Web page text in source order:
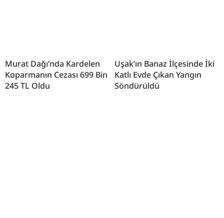
Murat Dağı’nda Kardelen
Koparmanın Cezası 699 Bin
245 TL Oldu
Uşak’ın Banaz İlçesinde İki
Katlı Evde Çıkan Yangın
Söndürüldü